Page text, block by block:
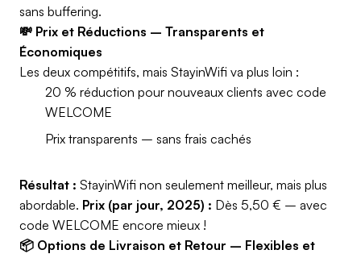
sans buffering.
💸 Prix et Réductions – Transparents et
Économiques
Les deux compétitifs, mais StayinWifi va plus loin :
20 % réduction pour nouveaux clients avec code
WELCOME
Prix transparents – sans frais cachés
Résultat : StayinWifi non seulement meilleur, mais plus
abordable. Prix (par jour, 2025) : Dès 5,50 € – avec
code WELCOME encore mieux !
📦 Options de Livraison et Retour – Flexibles et